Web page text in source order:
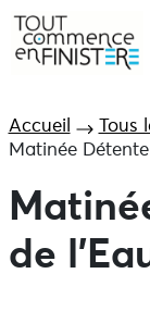
Accueil
Tous
Matinée
de